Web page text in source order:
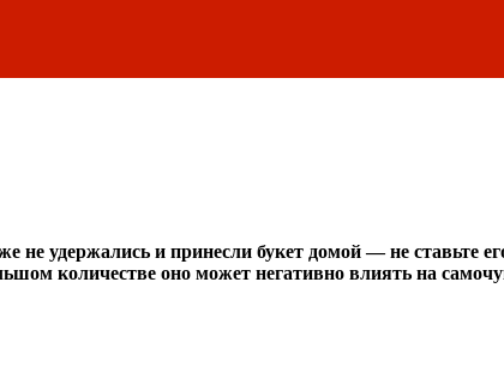
удержались и принесли букет домой — не ставьте
количестве оно может негативно влиять на